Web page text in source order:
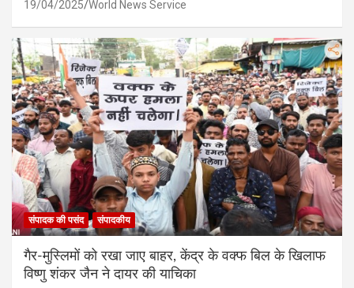
19/04/2025 World News Service
संपादक की पसंद संपादकीय
गैर-मुस्लिमों को रखा जाए बाहर, केंद्र के वक्फ बिल के खिलाफ
विष्णु शंकर जैन ने दायर की याचिका